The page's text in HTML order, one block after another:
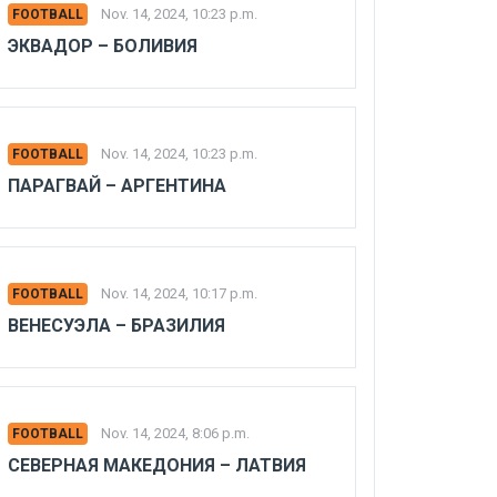
FOOTBALL Nov. 14, 2024, 10:23 p.m.
ЭКВАДОР – БОЛИВИЯ
FOOTBALL Nov. 14, 2024, 10:23 p.m.
ПАРАГВАЙ – АРГЕНТИНА
FOOTBALL Nov. 14, 2024, 10:17 p.m.
ВЕНЕСУЭЛА – БРАЗИЛИЯ
FOOTBALL Nov. 14, 2024, 8:06 p.m.
СЕВЕРНАЯ МАКЕДОНИЯ – ЛАТВИЯ